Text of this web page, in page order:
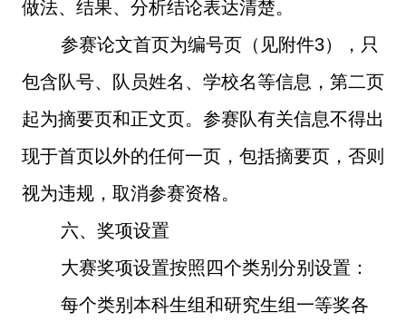
做法、结果、分析结论表达清楚。
参赛论文首页为编号页（见附件3），只
包含队号、队员姓名、学校名等信息，第二页
起为摘要页和正文页。参赛队有关信息不得出
现于首页以外的任何一页，包括摘要页，否则
视为违规，取消参赛资格。
六、奖项设置
大赛奖项设置按照四个类别分别设置：
每个类别本科生组和研究生组一等奖各